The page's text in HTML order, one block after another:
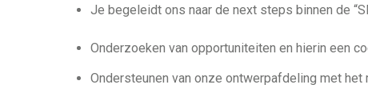
Je begeleidt ons naar de next steps binnen de
Onderzoeken van opportuniteiten en hierin een
Ondersteunen van onze ontwerpafdeling met het